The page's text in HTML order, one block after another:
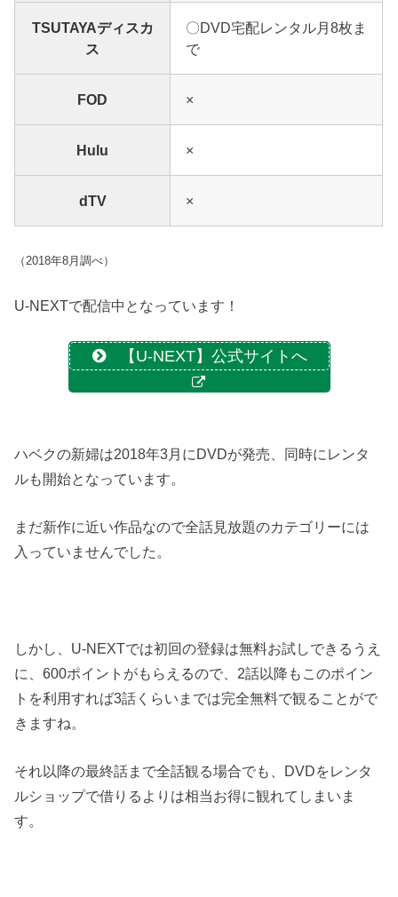
TSUTAYAディスカ
ス
〇DVD宅配レンタル月8枚ま
で
FOD ×
Hulu ×
dTV ×
（2018年8月調べ）
U-NEXTで配信中となっています！
【U-NEXT】公式サイトへ
ハベクの新婦は2018年3月にDVDが発売、同時にレンタ
ルも開始となっています。
まだ新作に近い作品なので全話見放題のカテゴリーには
入っていませんでした。
しかし、U-NEXTでは初回の登録は無料お試しできるうえ
に、600ポイントがもらえるので、2話以降もこのポイン
トを利用すれば3話くらいまでは完全無料で観ることがで
きますね。
それ以降の最終話まで全話観る場合でも、DVDをレンタ
ルショップで借りるよりは相当お得に観れてしまいま
す。